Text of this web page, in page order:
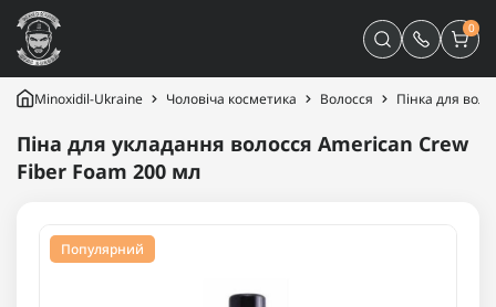
0
Minoxidil-Ukraine Чоловіча косметика Волосся Пінка для
Піна для укладання волосся American Crew
Fiber Foam 200 мл
Популярний